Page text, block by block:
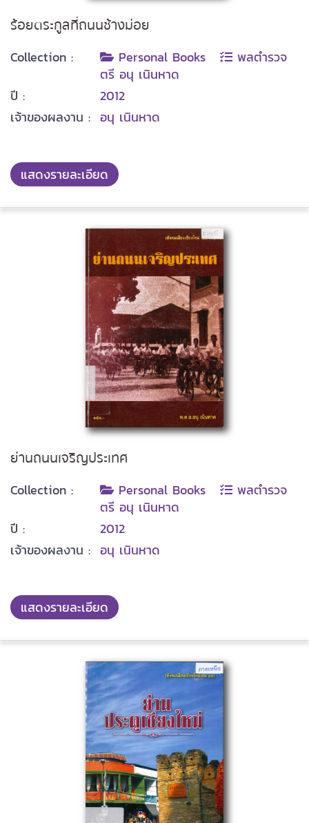
ร้อยตระกูลที่ถนนช้างม่อย
Collection : Personal Books
พลตำรวจ
ตรี อนุ เนินหาด
ปี :
2012
เจ้าของผลงาน : อนุ เนินหาด
แสดงรายละเอียด
ย่านถนนเจริญประเทศ
Collection : Personal Books
พลตำรวจ
ตรี อนุ เนินหาด
ปี :
2012
เจ้าของผลงาน : อนุ เนินหาด
แสดงรายละเอียด